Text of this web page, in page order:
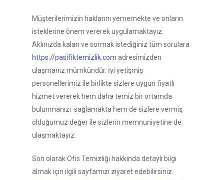
Müşterilerimizin haklarını yememekte ve onların
isteklerine önem vererek uygulamaktayız.
Aklınızda kalan ve sormak istediğiniz tüm sorulara
https://pasifiktemizlik.com adresimizden
ulaşmanız mümkündür. İyi yetişmiş
personellerimiz ile birlikte sizlere uygun fiyatlı
hizmet vererek hem daha temiz bir ortamda
bulunmanızı sağlamakta hem de sizlere vermiş
olduğumuz değer ile sizlerin memnuniyetine de
ulaşmaktayız.
Son olarak Ofis Temizliği hakkında detaylı bilgi
almak için ilgili sayfamızı ziyaret edebilirsiniz.